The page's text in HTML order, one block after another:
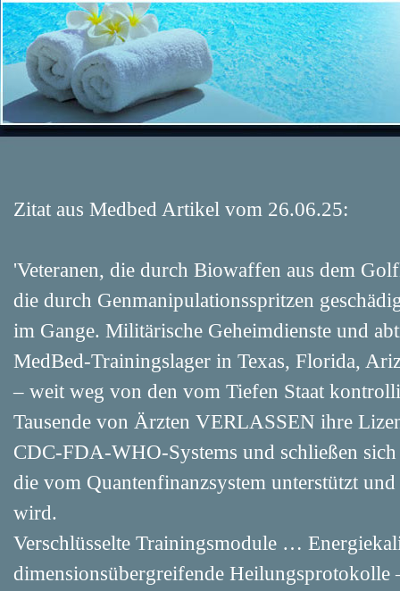
Zitat aus Medbed Artikel vom 26.06.25:
'Veteranen, die durch Biowaffen aus dem
die durch Genmanipulationsspritzen
im Gange. Militärische Geheimdienste und
MedBed-Trainingslager in Texas, Florida,
– weit weg von den vom Tiefen Staat
Tausende von Ärzten VERLASSEN ihre
CDC-FDA-WHO-Systems und schließen
die vom Quantenfinanzsystem unterstützt
wird.
Verschlüsselte Trainingsmodule …
dimensionsübergreifende